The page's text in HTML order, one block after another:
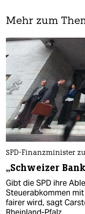
Mehr zum
SPD-Finanzminister
„Schweizer
Gibt die SPD ihre
Steuerabkommen
fairer wird, sagt